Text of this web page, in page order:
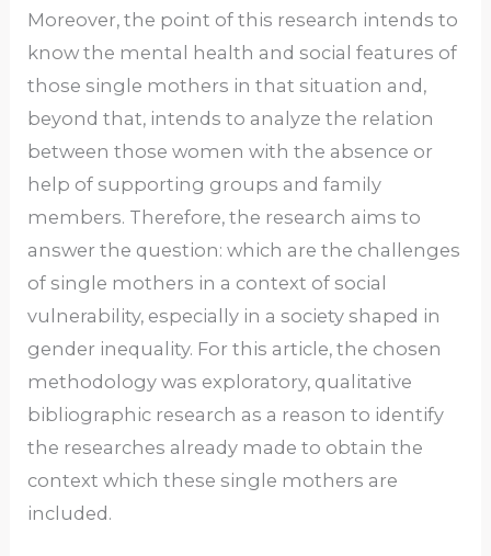
Moreover, the point of this research intends to
know the mental health and social features of
those single mothers in that situation and,
beyond that, intends to analyze the relation
between those women with the absence or
help of supporting groups and family
members. Therefore, the research aims to
answer the question: which are the challenges
of single mothers in a context of social
vulnerability, especially in a society shaped in
gender inequality. For this article, the chosen
methodology was exploratory, qualitative
bibliographic research as a reason to identify
the researches already made to obtain the
context which these single mothers are
included.